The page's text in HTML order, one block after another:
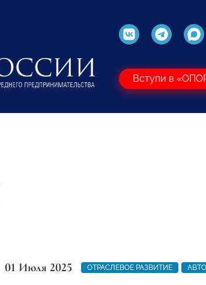
Вступи в
01 Июля 2025 ОТРАСЛЕВОЕ РАЗВИТИЕ